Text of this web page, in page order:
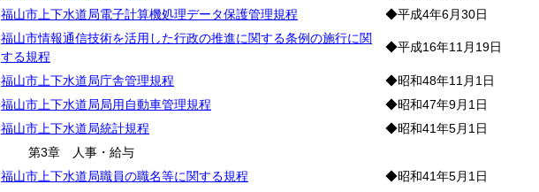
福山市上下水道局電子計算機処理データ保護管理規程
◆平成4年6月30日
福山市情報通信技術を活用した行政の推進に関する条例の施行に関
する規程
◆平成16年11月19日
福山市上下水道局庁舎管理規程 ◆昭和48年11月1日
福山市上下水道局局用自動車管理規程
◆昭和47年9月1日
福山市上下水道局統計規程
◆昭和41年5月1日
第3章 人事・給与
福山市上下水道局職員の職名等に関する規程
◆昭和41年5月1日